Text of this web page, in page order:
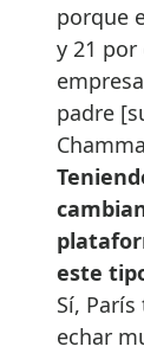
porque
y 21 por
padre
este
Sí,
echar